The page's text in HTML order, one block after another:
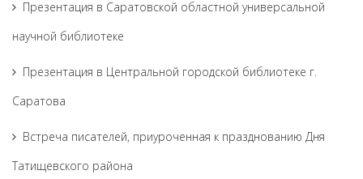
Презентация в Саратовской областной универсальной
научной библиотеке
Презентация в Центральной городской библиотеке г.
Саратова
Встреча писателей, приуроченная к празднованию Дня
Татищевского района